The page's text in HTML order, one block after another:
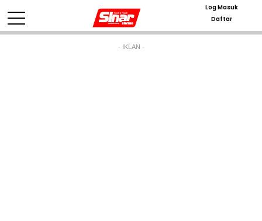
Log Masuk
Daftar
- IKLAN -